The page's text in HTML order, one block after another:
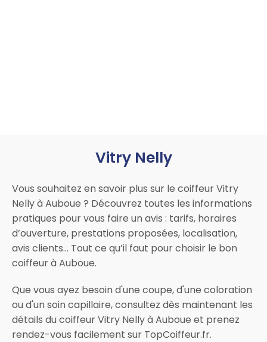
Vitry Nelly
Vous souhaitez en savoir plus sur le coiffeur Vitry
Nelly à Auboue ? Découvrez toutes les informations
pratiques pour vous faire un avis : tarifs, horaires
d’ouverture, prestations proposées, localisation,
avis clients… Tout ce qu’il faut pour choisir le bon
coiffeur à Auboue.
Que vous ayez besoin d'une coupe, d'une coloration
ou d'un soin capillaire, consultez dès maintenant les
détails du coiffeur Vitry Nelly à Auboue et prenez
rendez-vous facilement sur TopCoiffeur.fr.